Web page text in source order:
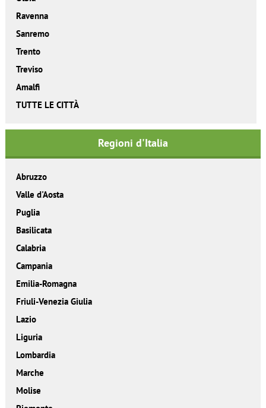
Ravenna
Sanremo
Trento
Treviso
Amalfi
TUTTE LE CITTÀ
Regioni d'Italia
Abruzzo
Valle d'Aosta
Puglia
Basilicata
Calabria
Campania
Emilia-Romagna
Friuli-Venezia Giulia
Lazio
Liguria
Lombardia
Marche
Molise